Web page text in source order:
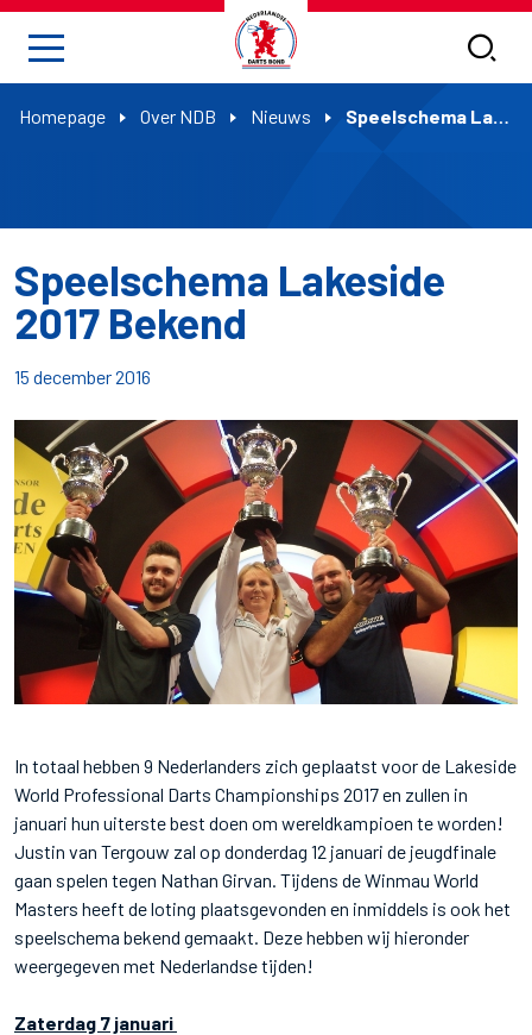
Homepage Over NDB Nieuws Speelschema Lakeside 2017 Bekend
Speelschema Lakeside
2017 Bekend
15 december 2016
In totaal hebben 9 Nederlanders zich geplaatst voor de Lakeside
World Professional Darts Championships 2017 en zullen in
januari hun uiterste best doen om wereldkampioen te worden!
Justin van Tergouw zal op donderdag 12 januari de jeugdfinale
gaan spelen tegen Nathan Girvan. Tijdens de Winmau World
Masters heeft de loting plaatsgevonden en inmiddels is ook het
speelschema bekend gemaakt. Deze hebben wij hieronder
weergegeven met Nederlandse tijden!
Zaterdag 7 januari